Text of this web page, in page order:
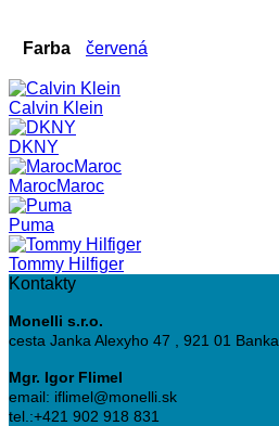
Farba červená
Calvin Klein
DKNY
MarocMaroc
Puma
Tommy Hilfiger
Kontakty
Monelli s.r.o.
cesta Janka Alexyho 47 , 921 01 Banka
Mgr. Igor Flimel
email: iflimel@monelli.sk
tel.:+421 902 918 831